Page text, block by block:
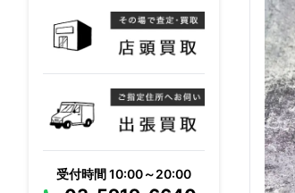
受付時間 10:00～20:00